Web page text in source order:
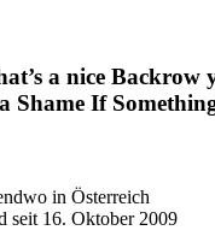
a nice Backrow
Shame If
in Österreich
seit 16. Oktober 2009